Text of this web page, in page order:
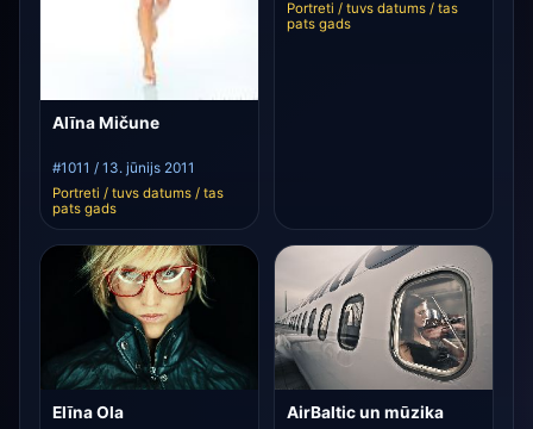
Alīna Mičune
#1011 / 13. jūnijs 2011
Portreti / tuvs datums / tas
pats gads
Portreti / tuvs datums / tas
pats gads
Elīna Ola AirBaltic un mūzika